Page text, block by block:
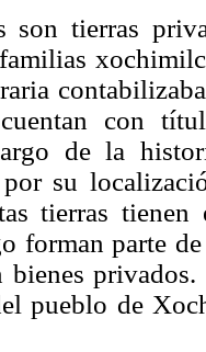
son tierras
con
de la
por su
tierras tienen
forman parte
bienes
pueblo de